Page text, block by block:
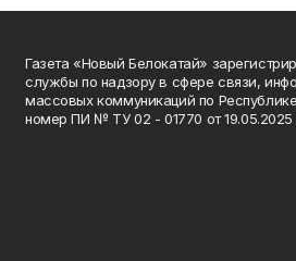
Газета «Новый Белокатай»
службы по надзору в сфере связи,
массовых коммуникаций по
номер ПИ № ТУ 02 - 01770 от 19.05.2025